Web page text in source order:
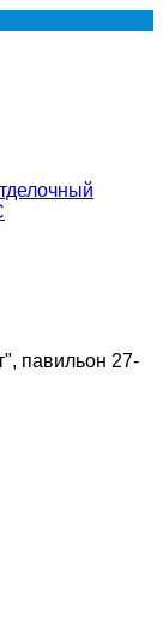
павильон 27-